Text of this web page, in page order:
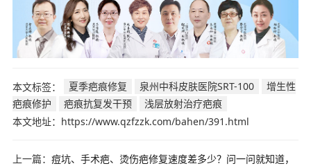
本文标签： 夏季疤痕修复 泉州中科皮肤医院SRT-100
增生性
疤痕修护
疤痕抗复发干预
浅层放射治疗疤痕
本文地址：https://www.qzfzzk.com/bahen/391.html
上一篇： 痘坑、手术疤、烫伤疤修复速度差多少？问一问就知道，